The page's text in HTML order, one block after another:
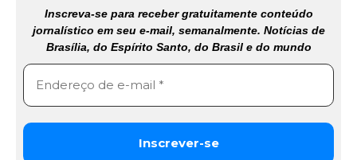
Inscreva-se para receber gratuitamente conteúdo
jornalístico em seu e-mail, semanalmente. Notícias de
Brasília, do Espírito Santo, do Brasil e do mundo